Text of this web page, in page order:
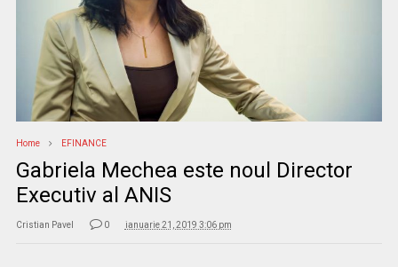
Home EFINANCE
Gabriela Mechea este noul Director
Executiv al ANIS
Cristian Pavel 0 ianuarie 21, 2019 3:06 pm